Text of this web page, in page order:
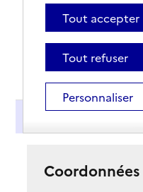
Présentation
Coordonnées
Tout accepter
Tout refuser
Personnaliser